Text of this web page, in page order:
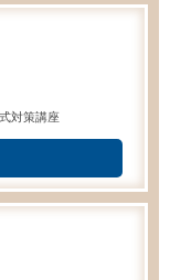
対策講座